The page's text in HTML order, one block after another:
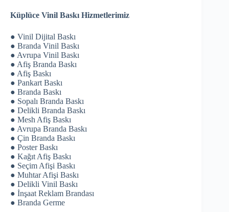
Küplüce Vinil Baskı Hizmetlerimiz
● Vinil Dijital Baskı
● Branda Vinil Baskı
● Avrupa Vinil Baskı
● Afiş Branda Baskı
● Afiş Baskı
● Pankart Baskı
● Branda Baskı
● Sopalı Branda Baskı
● Delikli Branda Baskı
● Mesh Afiş Baskı
● Avrupa Branda Baskı
● Çin Branda Baskı
● Poster Baskı
● Kağıt Afiş Baskı
● Seçim Afişi Baskı
● Muhtar Afişi Baskı
● Delikli Vinil Baskı
● İnşaat Reklam Brandası
● Branda Germe